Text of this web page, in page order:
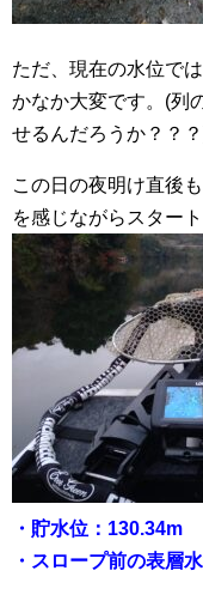
ただ、現在の水位で
かなか大変です。(列
せるんだろうか？？
この日の夜明け直後
を感じながらスター
・貯水位：130.34m
・スロープ前の表層